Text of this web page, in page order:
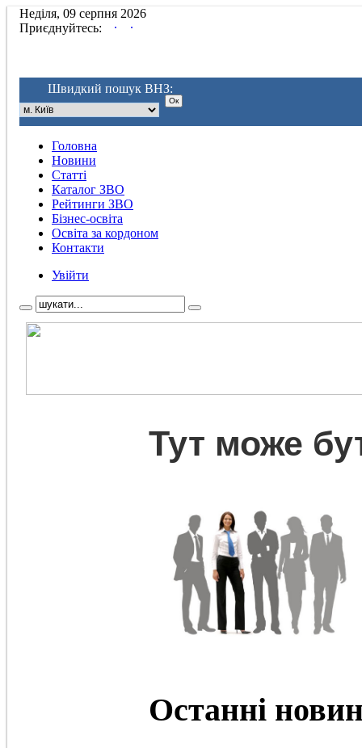
Неділя, 09 серпня 2026
Приєднуйтесь:
. .
Швидкий пошук ВНЗ:
Головна
Новини
Статті
Каталог ЗВО
Рейтинги ЗВО
Бізнес-освіта
Освіта за кордоном
Контакти
Увійти
Тут може
Останні